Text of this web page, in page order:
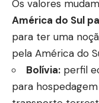
Os valores
América do Sul
para ter uma
pela América do
Bolívia: perfil
para